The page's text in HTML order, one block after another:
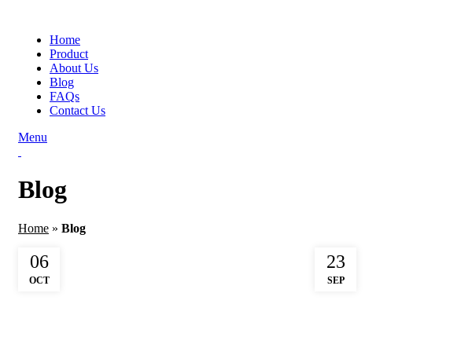
Home
Product
About Us
Blog
FAQs
Contact Us
Menu
Blog
Home » Blog
06
OCT
23
SEP